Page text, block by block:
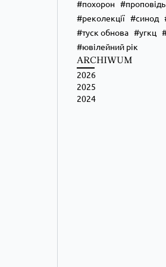
похорон проповідь
реколекції
синод
туск обнова
угкц
ювілейний рік
ARCHIWUM
2026
2025
2024